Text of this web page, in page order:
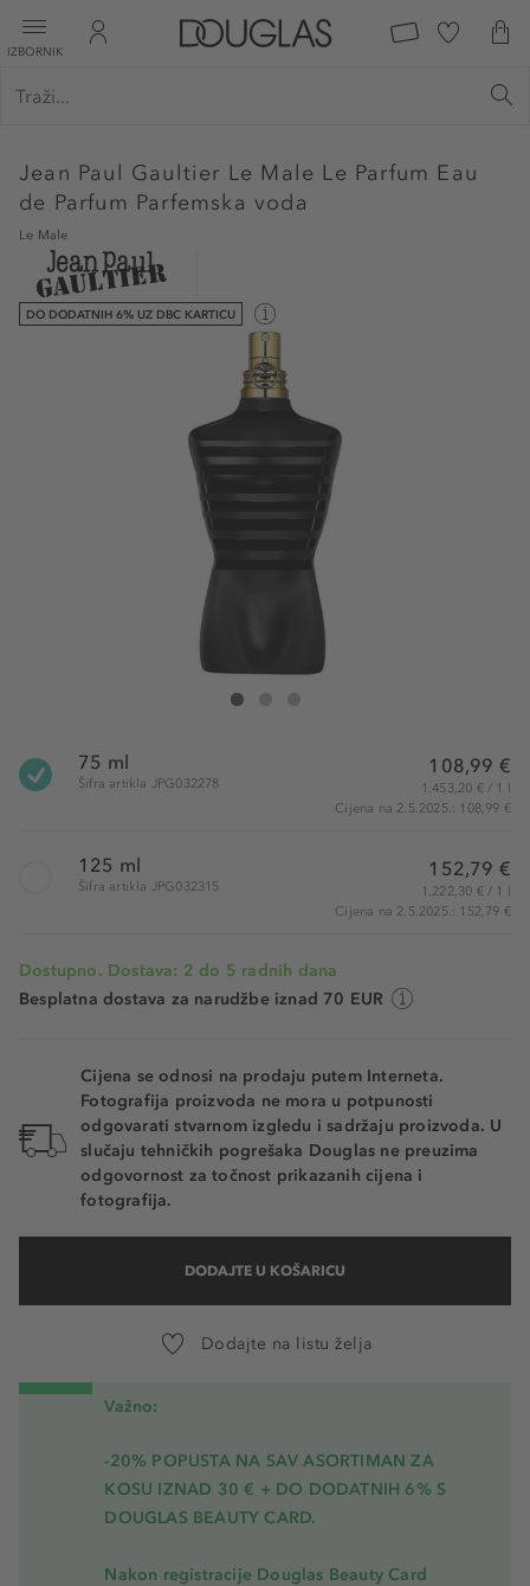
IZBORNIK
Jean Paul Gaultier Le Male Le Parfum Eau
de Parfum Parfemska voda
Le Male
DO DODATNIH 6% UZ DBC KARTICU
Jean Paul Gaultier Le Male Le Parfum Eau de Parfum
75 ml
Šifra artikla JPG032278
108,99 €
1.453,20 € / 1 l
Cijena na 2.5.2025.: 108,99 €
125 ml
Šifra artikla JPG032315
152,79 €
1.222,30 € / 1 l
Cijena na 2.5.2025.: 152,79 €
Dostupno. Dostava: 2 do 5 radnih dana
Besplatna dostava za narudžbe iznad 70 EUR
Cijena se odnosi na prodaju putem Interneta.
Fotografija proizvoda ne mora u potpunosti
odgovarati stvarnom izgledu i sadržaju proizvoda. U
slučaju tehničkih pogrešaka Douglas ne preuzima
odgovornost za točnost prikazanih cijena i
fotografija.
DODAJTE U KOŠARICU
Dodajte na listu želja
Važno:
-20% POPUSTA NA SAV ASORTIMAN ZA
KOSU IZNAD 30 € + DO DODATNIH 6% S
DOUGLAS BEAUTY CARD.
Nakon registracije Douglas Beauty Card